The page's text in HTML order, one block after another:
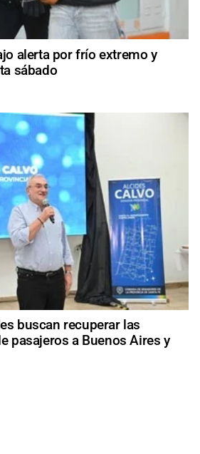
alerta por frío extremo y
sábado
buscan recuperar las
pasajeros a Buenos Aires y